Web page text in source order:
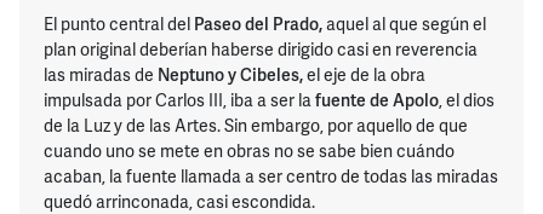
El punto central del Paseo del Prado,aquel al que según el
plan original deberían haberse dirigido casi en reverencia
las miradas de Neptuno y Cibeles,el eje de la obra
impulsada por Carlos III, iba a ser lafuente de Apolo, el dios
de la Luz y de las Artes. Sin embargo, por aquello de que
cuando uno se mete en obras no se sabe bien cuándo
acaban, la fuente llamada a ser centro de todas las miradas
quedó arrinconada, casi escondida.